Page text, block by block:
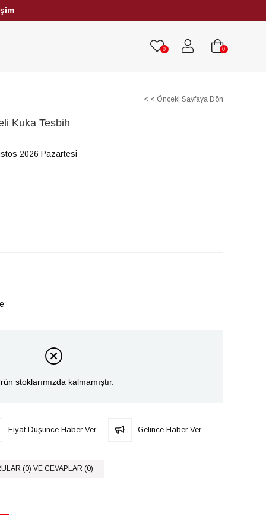
0 0
< < Önceki Sayfaya Dön
Kuka Tesbih
2026 Pazartesi
stoklarımızda kalmamıştır.
Fiyat Düşünce Haber Ver Gelince Haber Ver
(0) VE CEVAPLAR (0)